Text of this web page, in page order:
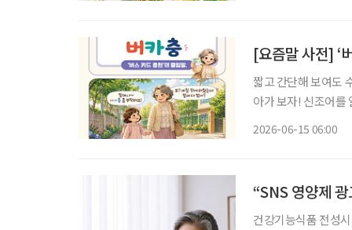
[요즘말 사전] ‘
짧고 간단해 보여도
아가 보자! 신조어를
2026-06-15 06:00
“SNS 영양제
건강기능식품 전성